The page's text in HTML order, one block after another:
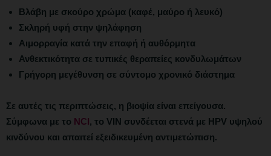
Βλάβη με σκούρο χρώμα (καφέ, μαύρο ή λευκό)
Σκληρή υφή στην ψηλάφηση
Αιμορραγία κατά την επαφή ή αυθόρμητα
Ανθεκτικότητα σε τυπικές θεραπείες κονδυλωμάτων
Γρήγορη μεγέθυνση σε σύντομο χρονικό διάστημα
Σε αυτές τις περιπτώσεις, η βιοψία είναι επείγουσα.
Σύμφωνα με το NCI, το VIN συνδέεται στενά με HPV υψηλού
κινδύνου και απαιτεί εξειδικευμένη αντιμετώπιση.